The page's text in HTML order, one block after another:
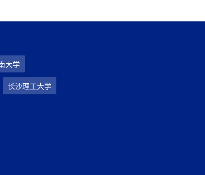
大学
长沙理工大学